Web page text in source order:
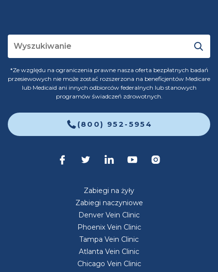
*Ze względu na ograniczenia prawne nasza oferta bezpłatnych badań
przesiewowych nie może zostać rozszerzona na beneficjentów Medicare
lub Medicaid ani innych odbiorców federalnych lub stanowych
programów świadczeń zdrowotnych.
(800) 952-5954
Zabiegi na żyły
Zabiegi naczyniowe
Denver Vein Clinic
Phoenix Vein Clinic
Tampa Vein Clinic
Atlanta Vein Clinic
Chicago Vein Clinic